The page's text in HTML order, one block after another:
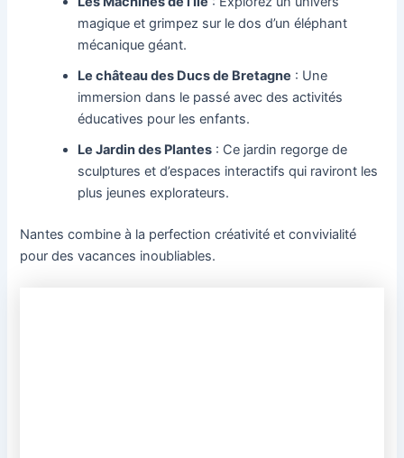
magique et grimpez sur le dos d’un éléphant
mécanique géant.
Le château des Ducs de Bretagne : Une
immersion dans le passé avec des activités
éducatives pour les enfants.
Le Jardin des Plantes : Ce jardin regorge de
sculptures et d’espaces interactifs qui raviront les
plus jeunes explorateurs.
Nantes combine à la perfection créativité et convivialité
pour des vacances inoubliables.